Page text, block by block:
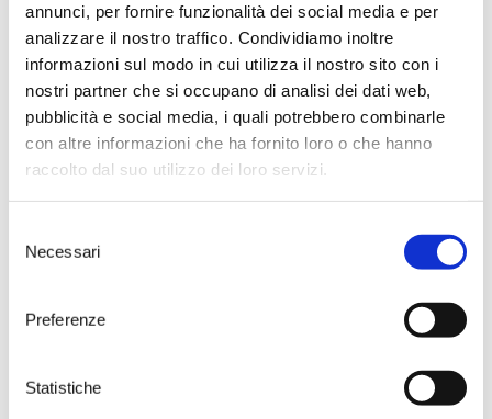
annunci, per fornire funzionalità dei social media e per
analizzare il nostro traffico. Condividiamo inoltre
informazioni sul modo in cui utilizza il nostro sito con i
nostri partner che si occupano di analisi dei dati web,
pubblicità e social media, i quali potrebbero combinarle
con altre informazioni che ha fornito loro o che hanno
raccolto dal suo utilizzo dei loro servizi.
delNecessari
Preferenze
Statistiche
Email*
Phone